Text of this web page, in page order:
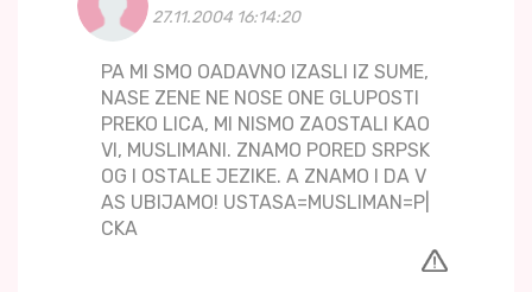
27.11.2004 16:14:20
PA MI SMO OADAVNO IZASLI IZ SUME,
NASE ZENE NE NOSE ONE GLUPOSTI
PREKO LICA, MI NISMO ZAOSTALI KAO
VI, MUSLIMANI. ZNAMO PORED SRPSK
OG I OSTALE JEZIKE. A ZNAMO I DA V
AS UBIJAMO! USTASA=MUSLIMAN=P|
CKA